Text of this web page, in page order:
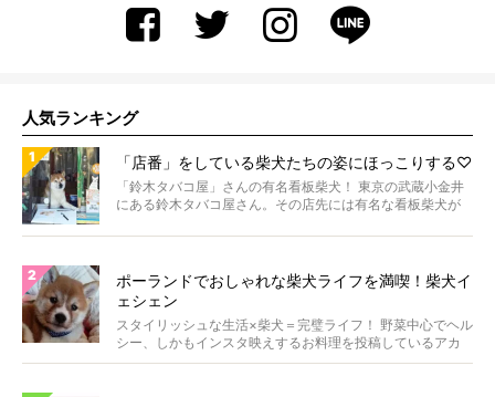
人気ランキング
「店番」をしている柴犬たちの姿にほっこりする♡
「鈴木タバコ屋」さんの有名看板柴犬！ 東京の武蔵小金井
にある鈴木タバコ屋さん。その店先には有名な看板柴犬が
ポーランドでおしゃれな柴犬ライフを満喫！柴犬イ
ェシェン
スタイリッシュな生活×柴犬＝完璧ライフ！ 野菜中心でヘル
シー、しかもインスタ映えするお料理を投稿しているアカ
ウ...